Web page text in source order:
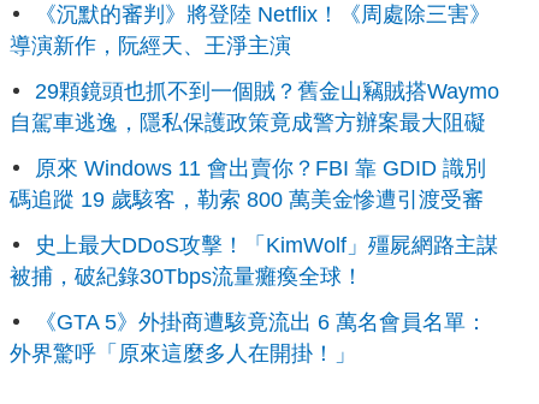
《沉默的審判》將登陸 Netflix！《周處除三害》
導演新作，阮經天、王淨主演
29顆鏡頭也抓不到一個賊？舊金山竊賊搭Waymo
自駕車逃逸，隱私保護政策竟成警方辦案最大阻礙
原來 Windows 11 會出賣你？FBI 靠 GDID 識別
碼追蹤 19 歲駭客，勒索 800 萬美金慘遭引渡受審
史上最大DDoS攻擊！「KimWolf」殭屍網路主謀
被捕，破紀錄30Tbps流量癱瘓全球！
《GTA 5》外掛商遭駭竟流出 6 萬名會員名單：
外界驚呼「原來這麼多人在開掛！」